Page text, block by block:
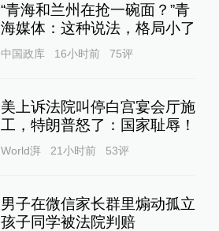
“青海和兰州在抢一碗面？”青
海媒体：这种说法，格局小了
中国政库 16小时前 75评
美上诉法院叫停白宫宴会厅施
工，特朗普怒了：国家耻辱！
World湃 21小时前 53评
男子在微信家长群里煽动孤立
孩子同学被法院判赔